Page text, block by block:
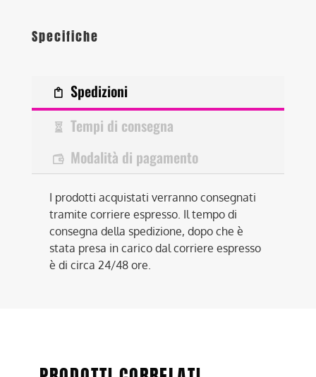
Specifiche
Spedizioni
Tempi di consegna
Modalità di pagamento
I prodotti acquistati verranno consegnati
tramite corriere espresso. Il tempo di
consegna della spedizione, dopo che è
stata presa in carico dal corriere espresso
è di circa 24/48 ore.